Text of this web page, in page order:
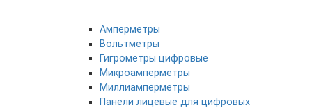
Амперметры
Вольтметры
Гигрометры цифровые
Микроамперметры
Миллиамперметры
Панели лицевые для цифровых